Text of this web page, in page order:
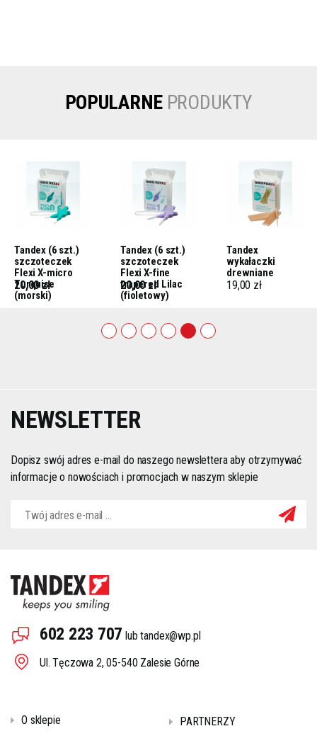
POPULARNE PRODUKTY
Tandex (6 szt.)
szczoteczek
Flexi X-micro
Turquise
(morski)
20,00 zł
Tandex (6 szt.)
szczoteczek
Flexi X-fine
trapered Lilac
(fioletowy)
20,00 zł
Tandex
wykałaczki
drewniane
19,00 zł
1 2
NEWSLETTER
Dopisz swój adres e-mail do naszego newslettera aby otrzymywać
informacje o nowościach i promocjach w naszym sklepie
602 223 707 lubtandex@wp.pl
Ul. Tęczowa 2, 05-540 Zalesie Górne
O sklepie PARTNERZY